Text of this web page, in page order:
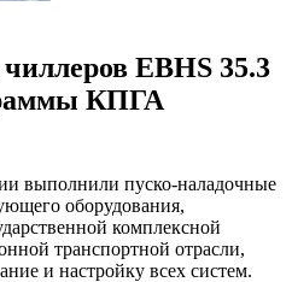
EBHS 35.3
КПГА
выполнили пуско-наладочные
оборудования,
комплексной
транспортной отрасли,
и настройку всех систем.